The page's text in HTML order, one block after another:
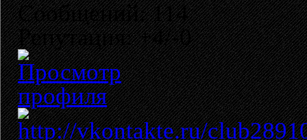
Сообщений: 114
Репутация: +4/-0